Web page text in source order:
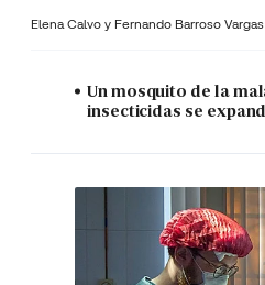
Elena Calvo y Fernando Barroso Vargas
Un mosquito de la
insecticidas se